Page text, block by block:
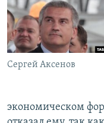
Сергей Аксенов
экономическом